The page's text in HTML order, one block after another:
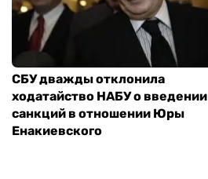
СБУ дважды отклонила
ходатайство НАБУ о введении
санкций в отношении Юры
Енакиевского